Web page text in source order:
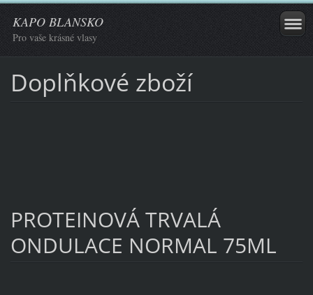
KAPO BLANSKO
Pro vaše krásné vlasy
Doplňkové zboží
PROTEINOVÁ TRVALÁ
ONDULACE NORMAL 75ML